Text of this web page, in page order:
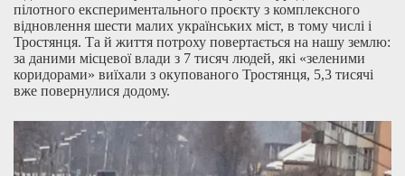
пілотного експериментального проєкту з комплексного
відновлення шести малих українських міст, в тому числі і
Тростянця. Та й життя потроху повертається на нашу землю:
за даними місцевої влади з 7 тисяч людей, які «зеленими
коридорами» виїхали з окупованого Тростянця, 5,3 тисячі
вже повернулися додому.